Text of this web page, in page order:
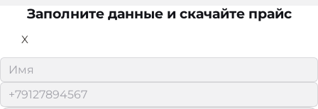
Заполните данные и скачайте прайс
X